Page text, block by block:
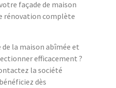
façade de maison
rénovation complète
de la maison abîmée et
efficacement ?
la société
dès